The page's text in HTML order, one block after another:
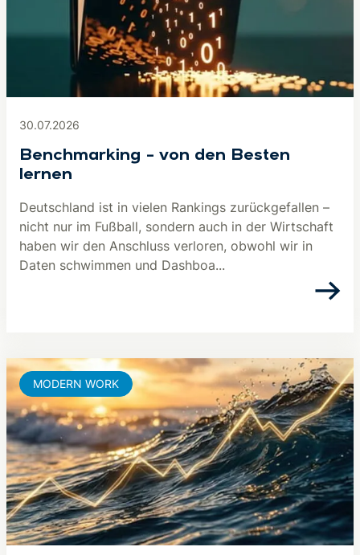
30.07.2026
Benchmarking – von den Besten
lernen
Deutschland ist in vielen Rankings zurückgefallen –
nicht nur im Fußball, sondern auch in der Wirtschaft
haben wir den Anschluss verloren, obwohl wir in
Daten schwimmen und Dashboa...
MODERN WORK